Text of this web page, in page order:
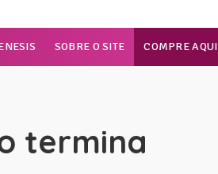
SOBRE O SITE COMPRE AQUI
termina